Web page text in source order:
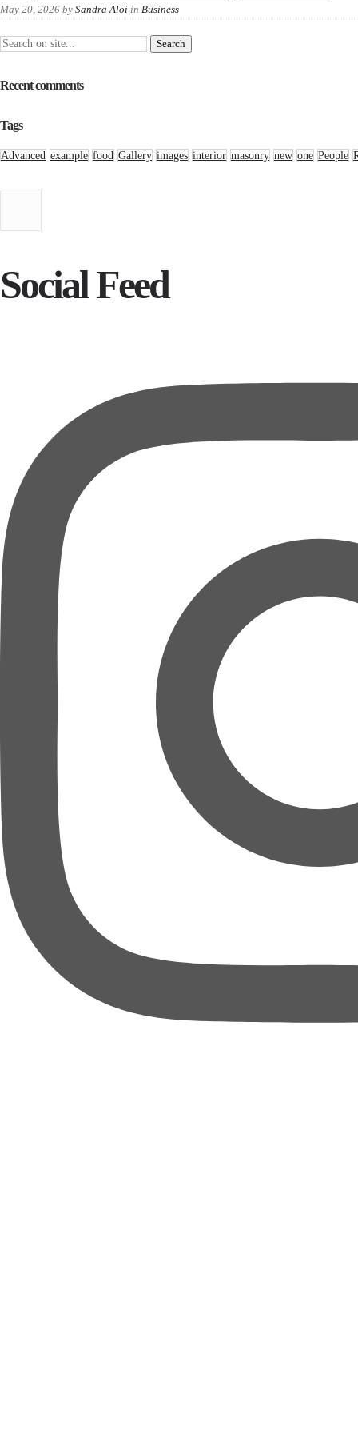
May 20, 2026 by Sandra Aloi in Business
Recent comments
Tags
Advanced example food Gallery images interior masonry new one People
Social Feed